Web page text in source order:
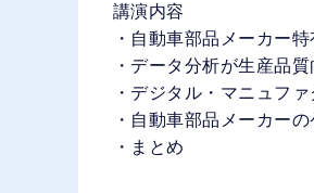
講演内容
・自動車部品メーカー
・データ分析が生産品
・デジタル・マニュフ
・自動車部品メーカー
・まとめ